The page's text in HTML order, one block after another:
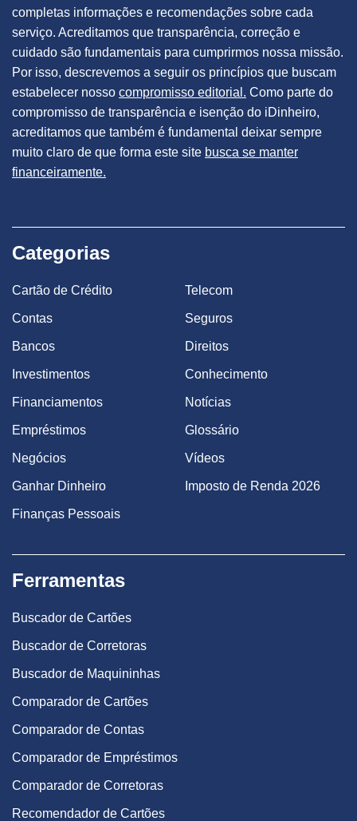
completas informações e recomendações sobre cada
serviço. Acreditamos que transparência, correção e
cuidado são fundamentais para cumprirmos nossa missão.
Por isso, descrevemos a seguir os princípios que buscam
estabelecer nosso compromisso editorial. Como parte do
compromisso de transparência e isenção do iDinheiro,
acreditamos que também é fundamental deixar sempre
muito claro de que forma este site busca se manter
financeiramente.
Categorias
Cartão de Crédito
Contas
Bancos
Investimentos
Financiamentos
Empréstimos
Negócios
Ganhar Dinheiro
Finanças Pessoais
Telecom
Seguros
Direitos
Conhecimento
Notícias
Glossário
Vídeos
Imposto de Renda 2026
Ferramentas
Buscador de Cartões
Buscador de Corretoras
Buscador de Maquininhas
Comparador de Cartões
Comparador de Contas
Comparador de Empréstimos
Comparador de Corretoras
Recomendador de Cartões